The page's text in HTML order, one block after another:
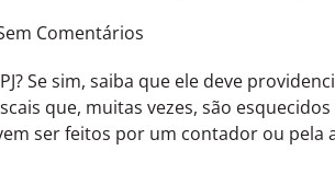
Comentários
Se sim, saiba que ele deve
que, muitas vezes, são
ser feitos por um contador ou pela